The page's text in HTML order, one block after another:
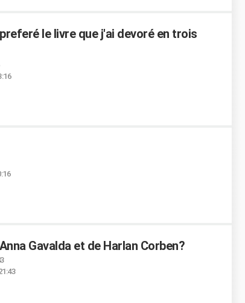
le livre que j'ai devoré en trois
Gavalda et de Harlan Corben?